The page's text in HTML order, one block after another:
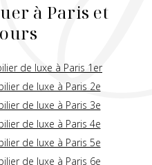
à Paris et
de luxe à Paris 1er
de luxe à Paris 2e
de luxe à Paris 3e
de luxe à Paris 4e
de luxe à Paris 5e
de luxe à Paris 6e